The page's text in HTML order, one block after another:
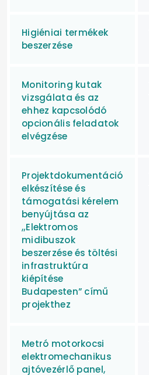
Higiéniai termékek
beszerzése
Monitoring kutak
vizsgálata és az
ehhez kapcsolódó
opcionális feladatok
elvégzése
Projektdokumentáció
elkészítése és
támogatási kérelem
benyújtása az
„Elektromos
midibuszok
beszerzése és töltési
infrastruktúra
kiépítése
Budapesten” című
projekthez
Metró motorkocsi
elektromechanikus
ajtóvezérlő panel,